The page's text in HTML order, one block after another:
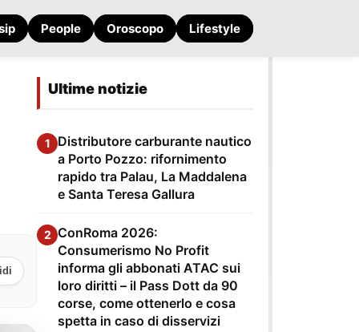
People Oroscopo Lifestyle
Ultime notizie
1
Distributore carburante nautico
a Porto Pozzo: rifornimento
rapido tra Palau, La Maddalena
e Santa Teresa Gallura
2 ConRoma 2026:
Consumerismo No Profit
informa gli abbonati ATAC sui
loro diritti – il Pass Dott da 90
corse, come ottenerlo e cosa
spetta in caso di disservizi